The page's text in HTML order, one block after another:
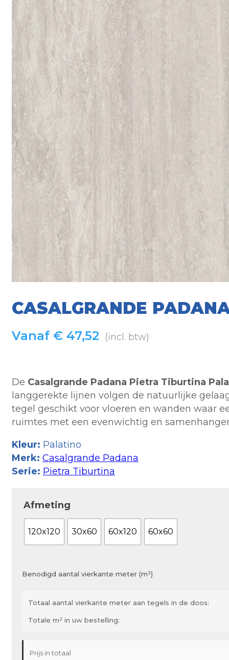
CASALGRANDE
Vanaf € 47,52 (incl. btw)
De Casalgrande Padana Pietra Tiburtina
langgerekte lijnen volgen de natuurlijke
tegel geschikt voor vloeren en wanden waar
ruimtes met een evenwichtig en
Kleur: Palatino
Merk: Casalgrande Padana
Serie: Pietra Tiburtina
Afmeting
120x120 30x60 60x120 60x60
Benodigd aantal vierkante meter (m²)
Totaal aantal vierkante meter aan tegels in de doos:
Totale m² in uw bestelling:
Prijs in totaal